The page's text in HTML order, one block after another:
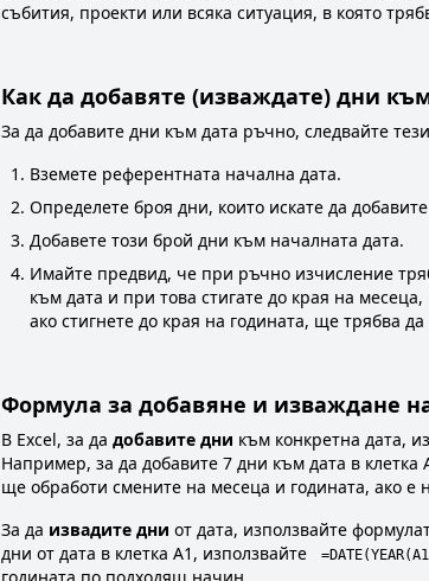
събития, проекти или всяка ситуация, в която
Как да добавяте (изваждате) дни
За да добавите дни към дата ръчно, следвайте
Вземете референтната начална дата.
Определете броя дни, които искате да
Добавете този брой дни към началната дата.
Имайте предвид, че при ръчно изчисление
към дата и при това стигате до края на
ако стигнете до края на годината, ще трябва
Формула за добавяне и изваждане
В Excel, за да добавите дни към конкретна дата,
Например, за да добавите 7 дни към дата в клетка
ще обработи смените на месеца и годината, ако е
За да извадите дни от дата, използвайте
дни от дата в клетка A1, използвайте